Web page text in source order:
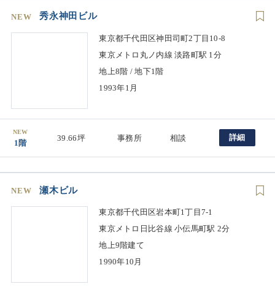
NEW 秀永神田ビル
東京都千代田区神田司町2丁目10-8
東京メトロ丸ノ内線 淡路町駅 1分
地上8階 / 地下1階
1993年1月
NEW
1階
39.66坪 事務所 相談 詳細
NEW 瀬木ビル
東京都千代田区岩本町1丁目7-1
東京メトロ日比谷線 小伝馬町駅 2分
地上9階建て
1990年10月